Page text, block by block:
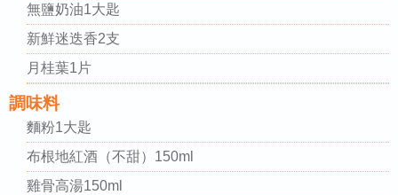
無鹽奶油1大匙
新鮮迷迭香2支
月桂葉1片
調味料
麵粉1大匙
布根地紅酒（不甜）150ml
雞骨高湯150ml